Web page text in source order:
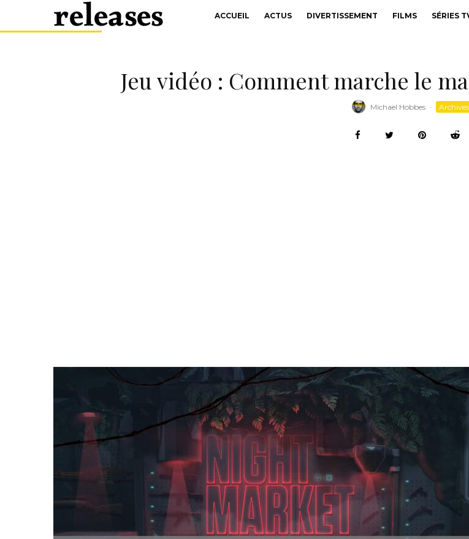
ACCUEIL ACTUS DIVERTISSEMENT FILMS SÉRIES
Jeu vidéo : Comment marche le
Michael Hobbes · Archives